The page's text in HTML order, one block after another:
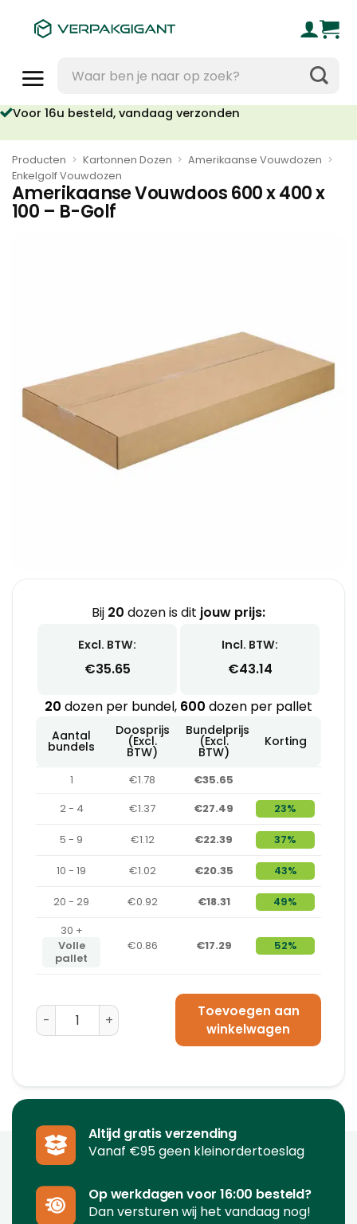
naar:
16u besteld, vandaag verzonden
Producten > Kartonnen Dozen > Amerikaanse Vouwdozen >
Enkelgolf Vouwdozen
Amerikaanse Vouwdoos 600 x 400 x
100 – B-Golf
Bij 20 dozen is dit jouw prijs:
Excl. BTW:
€35.65
Incl. BTW:
€43.14
20 dozen per bundel, 600 dozen per pallet
Aantal
bundels
Doosprijs
(Excl.
BTW)
Bundelprijs
(Excl.
BTW)
Korting
1 €1.78
€35.65
2 - 4
€1.37 €27.49 23%
5 - 9 €1.12 €22.39 37%
10 - 19 €1.02 €20.35 43%
20 - 29 €0.92 €18.31
49%
30 +
Volle
pallet
€0.86 €17.29 52%
Amerikaanse Vouwdoos 600 x 400 x 100 - B-Golf
Toevoegen aan
winkelwagen
Altijd gratis verzending
Vanaf €95 geen kleinordertoeslag
Op werkdagen voor 16:00 besteld?
Dan versturen wij het vandaag nog!